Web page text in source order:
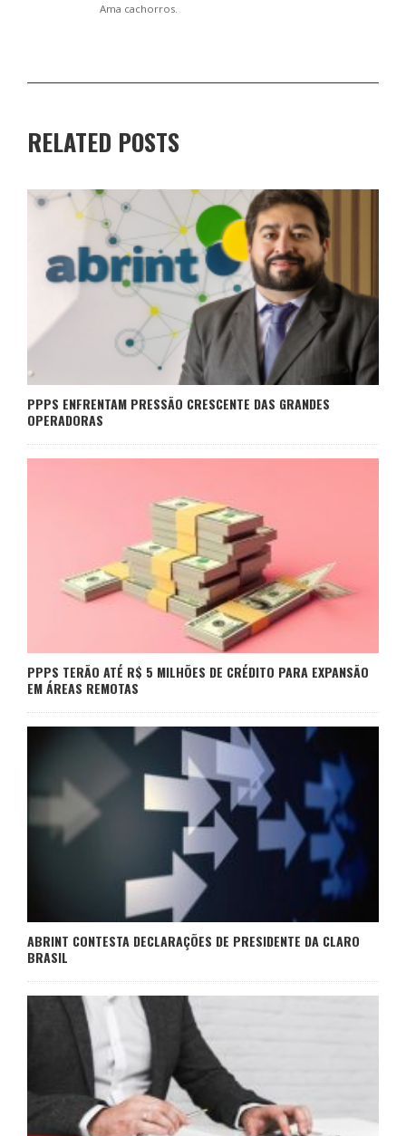
Ama cachorros.
RELATED POSTS
PPPS ENFRENTAM PRESSÃO CRESCENTE DAS GRANDES
OPERADORAS
PPPS TERÃO ATÉ R$ 5 MILHÕES DE CRÉDITO PARA EXPANSÃO
EM ÁREAS REMOTAS
ABRINT CONTESTA DECLARAÇÕES DE PRESIDENTE DA CLARO
BRASIL